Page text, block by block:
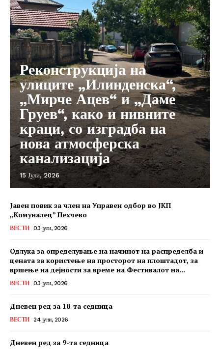
Реконструкција на
улиците „Илинденска“,
„Мирче Ацев“ и „Даме
Груев“, како и нивните
краци, со изградба на
нова атмосферска
канализација
15 Јули, 2026
Јавен повик за член на Управен одбор во ЈКП
,,Комуналец” Пехчево
ВЕСТИ 03 јули, 2026
Одлука за определување на начинот на распределба и
цената за користење на просторот на плоштадот, за
вршење на дејности за време на Фестивалот на...
ВЕСТИ 03 јули, 2026
Дневен ред за 10-та седница
ВЕСТИ 24 јуни, 2026
Дневен ред за 9-та седница